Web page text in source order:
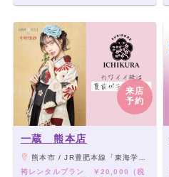
来店
予約
一蔵 熊本店
熊本市 / JR豊肥本線「東海学園前駅」「竜田口駅」よりバス、「上南部入口」下車
袴レンタルプラン ￥20,000（税